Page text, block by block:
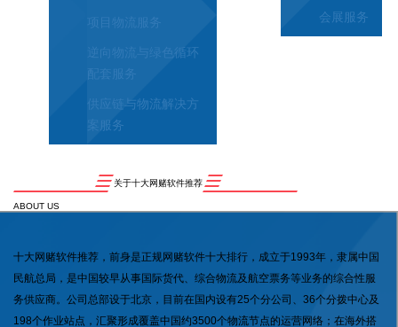
项目物流服务
逆向物流与绿色循环
配套服务
供应链与物流解决方
案服务
会展服务
关于十大网赌软件推荐
ABOUT US
十大网赌软件推荐，前身是正规网赌软件十大排行，成立于1993年，隶属中国
民航总局，是中国较早从事国际货代、综合物流及航空票务等业务的综合性服
务供应商。公司总部设于北京，目前在国内设有25个分公司、36个分拨中心及
198个作业站点，汇聚形成覆盖中国约3500个物流节点的运营网络；在海外搭